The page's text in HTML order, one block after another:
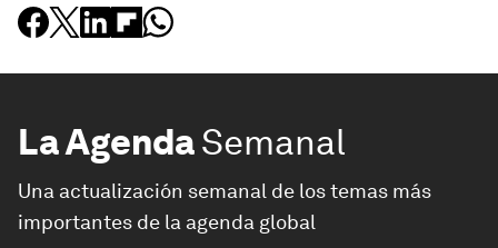
La AgendaSemanal
Una actualización semanal de los temas más
importantes de la agenda global